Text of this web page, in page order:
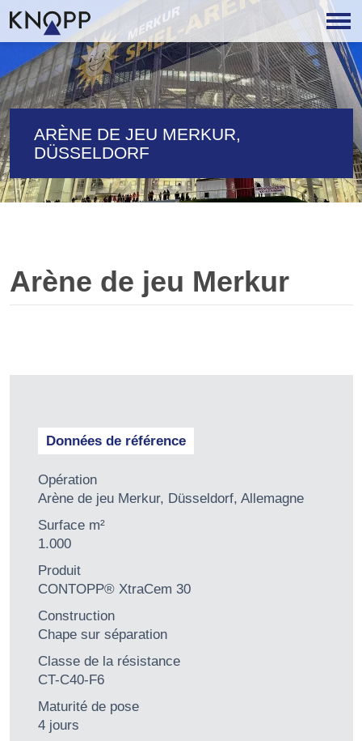
ARÈNE DE JEU MERKUR,
DÜSSELDORF
Arène de jeu Merkur
Données de référence
Opération
Arène de jeu Merkur, Düsseldorf, Allemagne
Surface m²
1.000
Produit
CONTOPP® XtraCem 30
Construction
Chape sur séparation
Classe de la résistance
CT-C40-F6
Maturité de pose
4 jours